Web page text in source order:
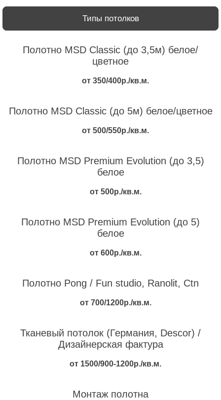
Типы потолков
Полотно MSD Classic (до 3,5м) белое/
цветное
от 350/400р./кв.м.
Полотно MSD Classic (до 5м) белое/цветное
от 500/550р./кв.м.
Полотно MSD Premium Evolution (до 3,5)
белое
от 500р./кв.м.
Полотно MSD Premium Evolution (до 5)
белое
от 600р./кв.м.
Полотно Pong / Fun studio, Ranolit, Ctn
от 700/1200р./кв.м.
Тканевый потолок (Германия, Descor) /
Дизайнерская фактура
от 1500/900-1200р./кв.м.
Монтаж полотна